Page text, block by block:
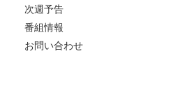
次週予告
番組情報
お問い合わせ